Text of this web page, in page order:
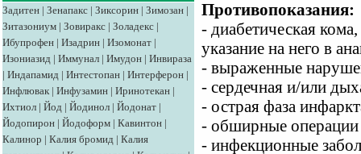
Задитен | Зенапакс | Зиксорин | Зимозан |
Зитазониум | Зовиракс | Золадекс |
Ибупрофен | Изадрин | Изомонат |
Изониазид | Иммунал | Имудон | Инвираза
| Индапамид | Интестопан | Интерферон |
Инфлювак | Инфузамин | Иринотекан |
Ихтиол | Йод | Йодинол | Йодонат |
Йодопирон | Йодоформ | Кавинтон |
Калинор | Калия бромид | Калия
Противопоказания:
- диабетическая
указание на него в
- выраженные
- сердечная и/или
- острая фаза
- обширные
- инфекционные